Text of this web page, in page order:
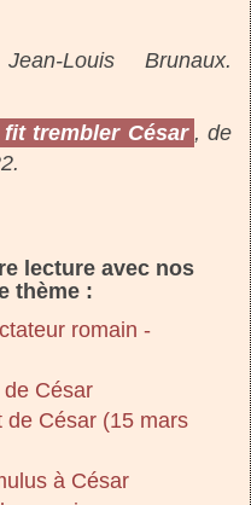
Louis Brunaux.
trembler César , de
lecture avec nos
thème :
romain -
César
de César (15 mars
à César